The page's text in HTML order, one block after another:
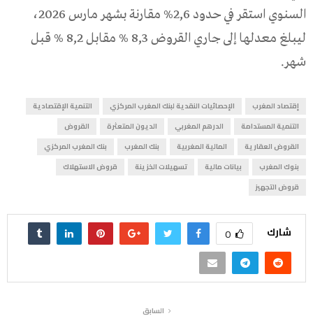
السنوي استقر في حدود 2,6% مقارنة بشهر مارس 2026،
ليبلغ معدلها إلى جاري القروض 8,3 % مقابل 8,2 % قبل
شهر.
إقتصاد المغرب الإحصائيات النقدية لبنك المغرب المركزي
التنمية الإقتصادية
التنمية المستدامة
الدرهم المغربي الديون المتعثرة
القروض
القروض العقارية
المالية المغربية بنك المغرب
بنك المغرب المركزي
بنوك المغرب
بيانات مالية تسهيلات الخزينة
قروض الاستهلاك
قروض التجهيز
شارك 0
السابق